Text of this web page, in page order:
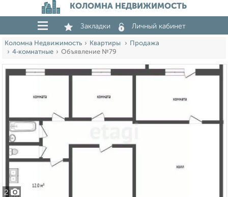
КОЛОМНА НЕДВИЖИМОСТЬ
Закладки Личный кабинет
Коломна Недвижимость Квартиры
Продажа
4‑комнатные
Объявление №79
2